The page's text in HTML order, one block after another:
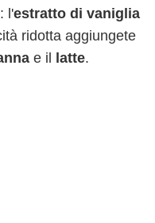
l'estratto di vaniglia
ridotta aggiungete
e il latte.